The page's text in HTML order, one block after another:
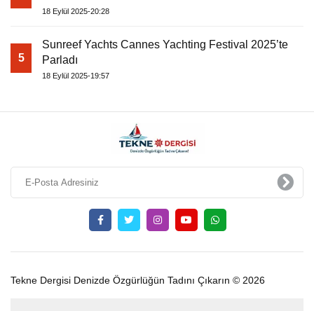
18 Eylül 2025-20:28
5
Sunreef Yachts Cannes Yachting Festival 2025’te
Parladı
18 Eylül 2025-19:57
Tekne Dergisi Denizde Özgürlüğün Tadını Çıkarın © 2026